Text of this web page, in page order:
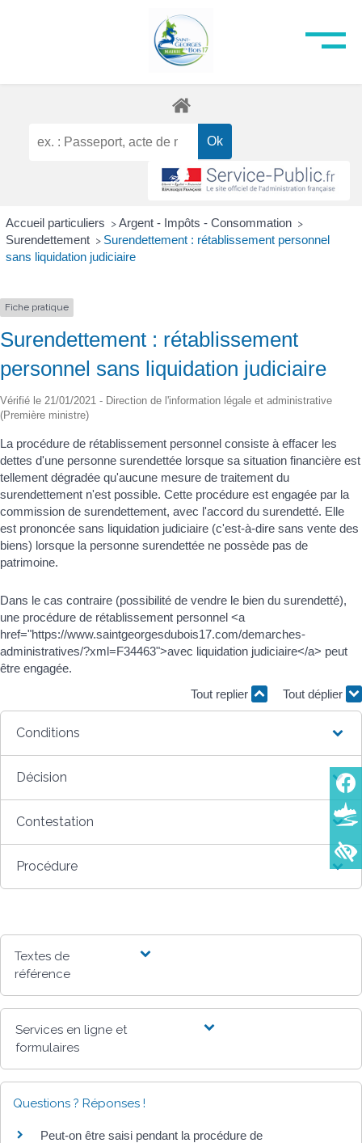
Accueil particuliers > Argent - Impôts - Consommation >
Surendettement > Surendettement : rétablissement personnel
sans liquidation judiciaire
Fiche pratique
Surendettement : rétablissement
personnel sans liquidation judiciaire
Vérifié le 21/01/2021 - Direction de l'information légale et administrative
(Première ministre)
La procédure de rétablissement personnel consiste à effacer les
dettes d'une personne surendettée lorsque sa situation financière est
tellement dégradée qu'aucune mesure de traitement du
surendettement n'est possible. Cette procédure est engagée par la
commission de surendettement, avec l'accord du surendetté. Elle
est prononcée sans liquidation judiciaire (c'est-à-dire sans vente des
biens) lorsque la personne surendettée ne possède pas de
patrimoine.
Dans le cas contraire (possibilité de vendre le bien du surendetté),
une procédure de rétablissement personnel <a
href="https://www.saintgeorgesdubois17.com/demarches-
administratives/?xml=F34463">avec liquidation judiciaire</a> peut
être engagée.
Tout replier
Tout déplier
Conditions
Décision
Contestation
Procédure
Textes de
référence
Services en ligne et
formulaires
Questions ? Réponses !
Peut-on être saisi pendant la procédure de